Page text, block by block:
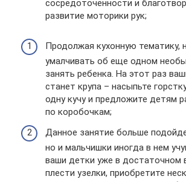
сосредоточенности и
развитие моторики рук;
Продолжая кухонную тематику,
умалчивать об еще одном
занять ребенка. На этот раз
станет крупа – насыпьте
одну кучу и предложите детям
по коробочкам;
Данное занятие больше
но и мальчишки иногда в нем
ваши детки уже в достаточном
плести узелки, приобретите